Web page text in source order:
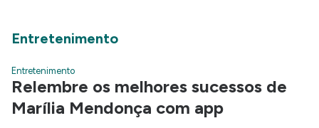
Entretenimento
Entretenimento
Relembre os melhores sucessos de
Marília Mendonça com app